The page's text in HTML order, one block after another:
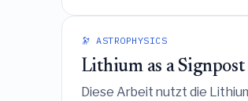
🔭 ASTROPHYSICS
Lithium as a
Diese Arbeit nutzt die